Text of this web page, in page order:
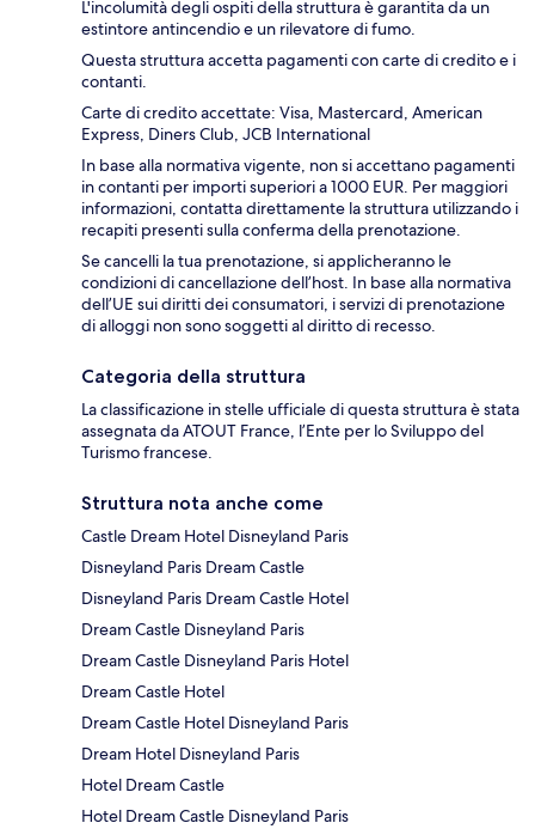
L'incolumità degli ospiti della struttura è garantita da un
estintore antincendio e un rilevatore di fumo.
Questa struttura accetta pagamenti con carte di credito e i
contanti.
Carte di credito accettate: Visa, Mastercard, American
Express, Diners Club, JCB International
In base alla normativa vigente, non si accettano pagamenti
in contanti per importi superiori a 1000 EUR. Per maggiori
informazioni, contatta direttamente la struttura utilizzando i
recapiti presenti sulla conferma della prenotazione.
Se cancelli la tua prenotazione, si applicheranno le
condizioni di cancellazione dell’host. In base alla normativa
dell’UE sui diritti dei consumatori, i servizi di prenotazione
di alloggi non sono soggetti al diritto di recesso.
Categoria della struttura
La classificazione in stelle ufficiale di questa struttura è stata
assegnata da ATOUT France, l’Ente per lo Sviluppo del
Turismo francese.
Struttura nota anche come
Castle Dream Hotel Disneyland Paris
Disneyland Paris Dream Castle
Disneyland Paris Dream Castle Hotel
Dream Castle Disneyland Paris
Dream Castle Disneyland Paris Hotel
Dream Castle Hotel
Dream Castle Hotel Disneyland Paris
Dream Hotel Disneyland Paris
Hotel Dream Castle
Hotel Dream Castle Disneyland Paris